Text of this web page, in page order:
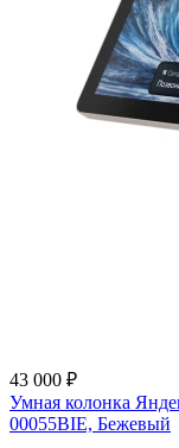
43 000 ₽
Умная колонка
00055BIE, Бежевый